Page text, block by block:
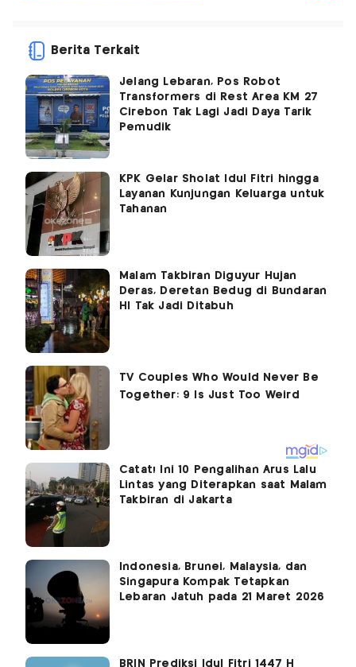
Berita Terkait
Jelang Lebaran, Pos Robot
Transformers di Rest Area KM 27
Cirebon Tak Lagi Jadi Daya Tarik
Pemudik
KPK Gelar Sholat Idul Fitri hingga
Layanan Kunjungan Keluarga untuk
Tahanan
Malam Takbiran Diguyur Hujan
Deras, Deretan Bedug di Bundaran
HI Tak Jadi Ditabuh
Catat! Ini 10 Pengalihan Arus Lalu
Lintas yang Diterapkan saat Malam
Takbiran di Jakarta
Indonesia, Brunei, Malaysia, dan
Singapura Kompak Tetapkan
Lebaran Jatuh pada 21 Maret 2026
BRIN Prediksi Idul Fitri 1447 H